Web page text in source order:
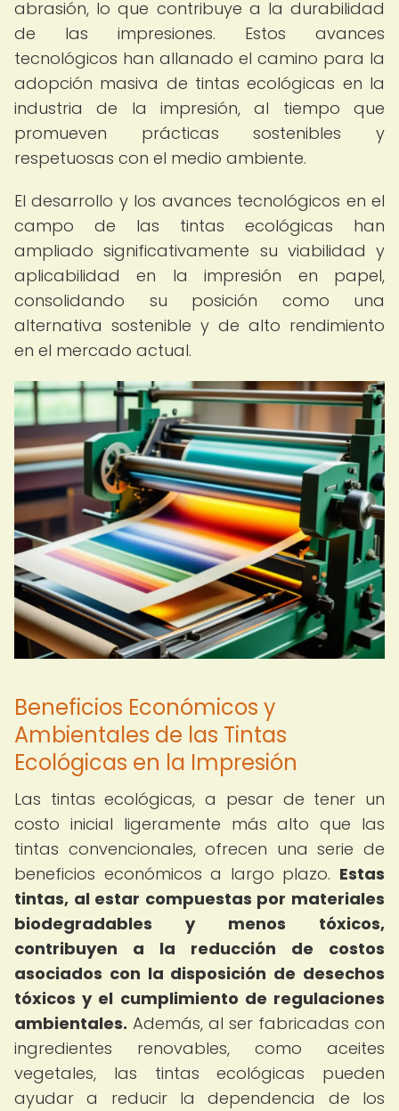
abrasión, lo que contribuye a la durabilidad
de las impresiones. Estos avances
tecnológicos han allanado el camino para la
adopción masiva de tintas ecológicas en la
industria de la impresión, al tiempo que
promueven prácticas sostenibles y
respetuosas con el medio ambiente.
El desarrollo y los avances tecnológicos en el
campo de las tintas ecológicas han
ampliado significativamente su viabilidad y
aplicabilidad en la impresión en papel,
consolidando su posición como una
alternativa sostenible y de alto rendimiento
en el mercado actual.
Beneficios Económicos y
Ambientales de las Tintas
Ecológicas en la Impresión
Las tintas ecológicas, a pesar de tener un
costo inicial ligeramente más alto que las
tintas convencionales, ofrecen una serie de
beneficios económicos a largo plazo. Estas
tintas, al estar compuestas por materiales
biodegradables y menos tóxicos,
contribuyen a la reducción de costos
asociados con la disposición de desechos
tóxicos y el cumplimiento de regulaciones
ambientales. Además, al ser fabricadas con
ingredientes renovables, como aceites
vegetales, las tintas ecológicas pueden
ayudar a reducir la dependencia de los